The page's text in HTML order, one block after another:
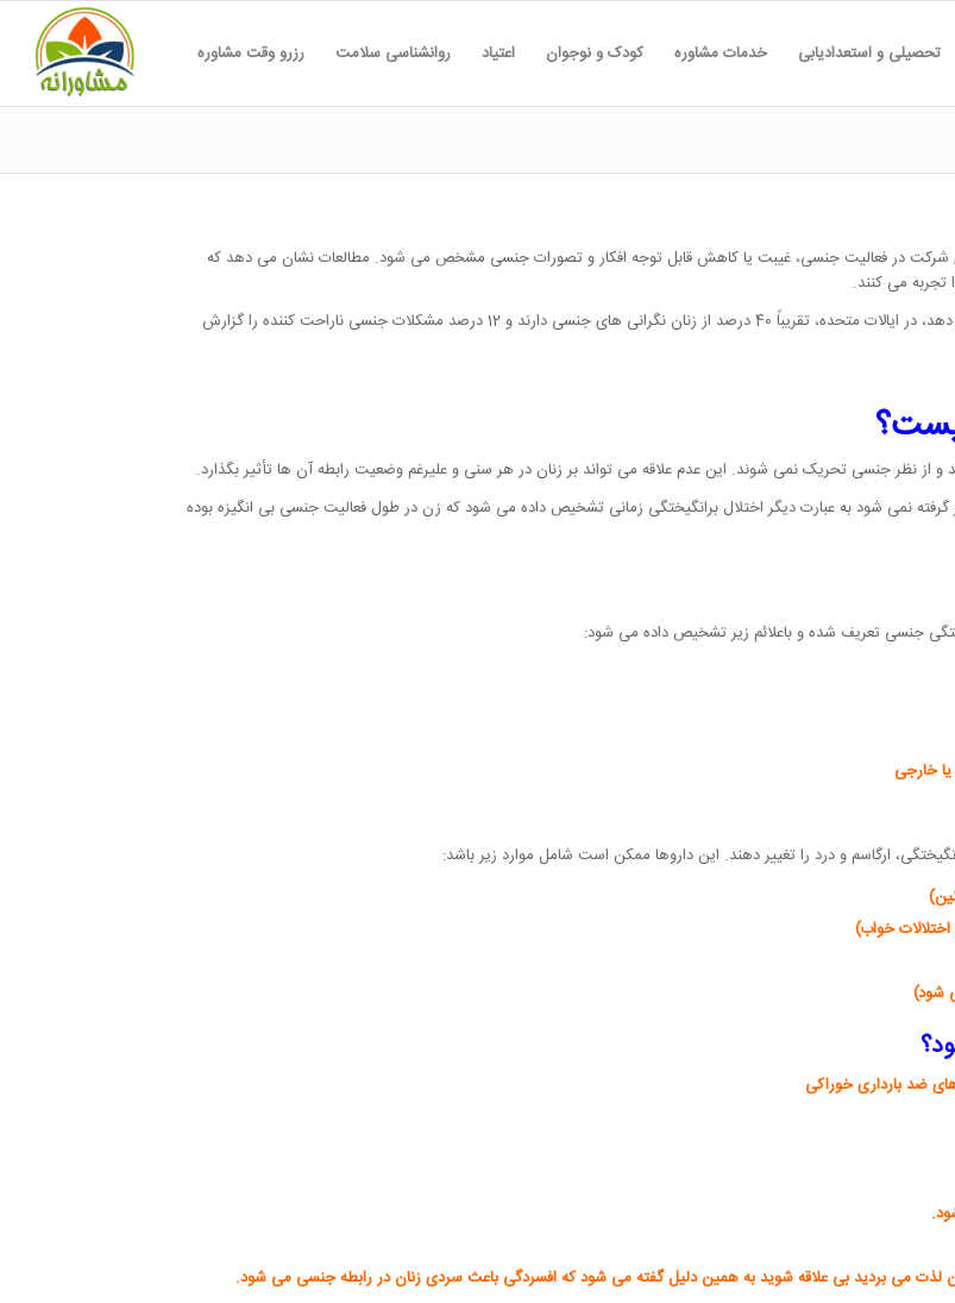
تحصیلی و استعدادیابی خدمات مشاوره کودک و نوجوان اعتیاد روانشناسی سلامت رزرو وقت مشاوره
شرکت در فعالیت جنسی، غیبت یا کاهش قابل توجه افکار و تصورات جنسی مشخص می شود. مطالعات نشان می دهد که
مشکلات جنسی در زنان و مردان شایع است و در هر سنی ممکن است رخ دهد، در ایالات متحده، تقریباً 40 درصد از زنان نگرانی های جنسی دارند و 12 درصد مشکلات جنسی ناراحت کننده را گزارش
و از نظر جنسی تحریک نمی شوند. این عدم علاقه می تواند بر زنان در هر سنی و علیرغم وضعیت رابطه آن ها تأثیر بگذارد.
نمی شود به عبارت دیگر اختلال برانگیختگی زمانی تشخیص داده می شود که زن در طول فعالیت جنسی بی انگیزه بوده
جنسی تعریف شده و باعلائم زیر تشخیص داده می شود:
خارجی
ارگاسم و درد را تغییر دهند. این داروها ممکن است شامل موارد زیر باشد:
خواب)
شود)
لذت می بردید بی علاقه شوید به همین دلیل گفته می شود که افسردگی باعث سردی زنان در رابطه جنسی می شود.